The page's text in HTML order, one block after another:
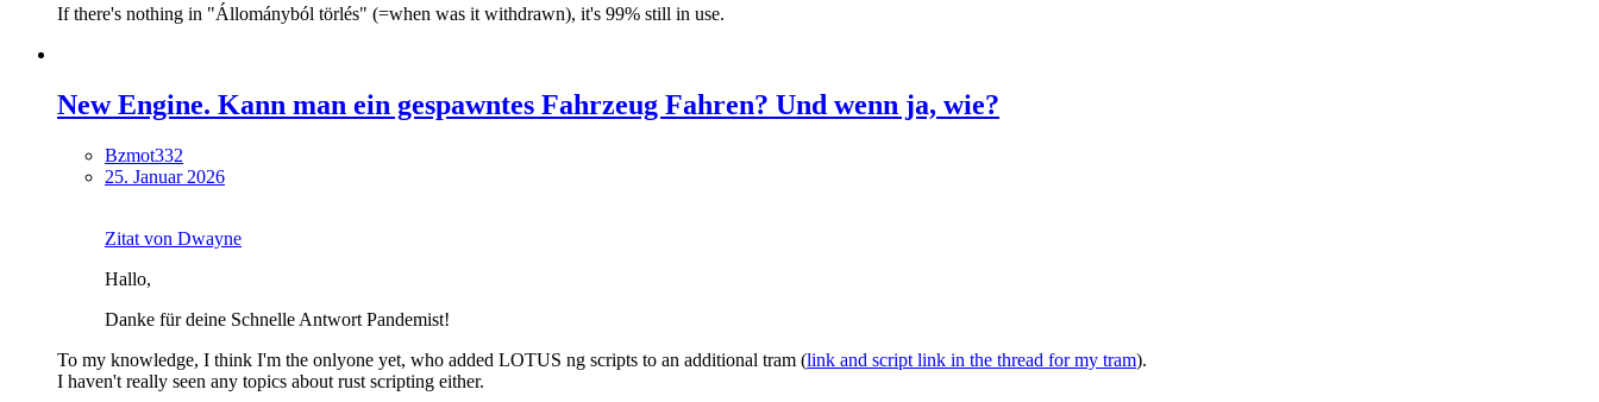
If there's nothing in "Állományból törlés" (=when was it withdrawn), it's 99% still in use.
New Engine. Kann man ein gespawntes Fahrzeug Fahren? Und wenn ja, wie?
Bzmot332
25. Januar 2026
Zitat von Dwayne
Hallo,
Danke für deine Schnelle Antwort Pandemist!
To my knowledge, I think I'm the onlyone yet, who added LOTUS ng scripts to an additional tram (link and script link in the thread for my tram).
I haven't really seen any topics about rust scripting either.